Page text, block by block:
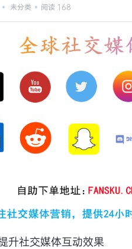
未分类 阅读 168
升社交媒体互动效果